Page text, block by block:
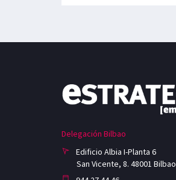
Delegación Bilbao
Edificio Albia I-Planta 6
San Vicente, 8. 48001 Bilbao